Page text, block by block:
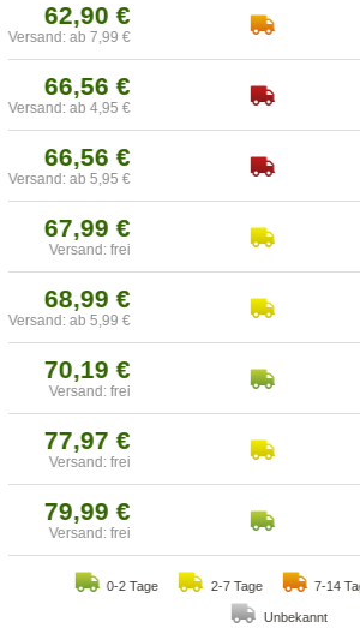
62,90 €
Versand: ab 7,99 €
66,56 €
Versand: ab 4,95 €
66,56 €
Versand: ab 5,95 €
67,99 €
Versand: frei
68,99 €
Versand: ab 5,99 €
70,19 €
Versand: frei
77,97 €
Versand: frei
79,99 €
Versand: frei
0-2 Tage 2-7 Tage 7-14
Unbekannt